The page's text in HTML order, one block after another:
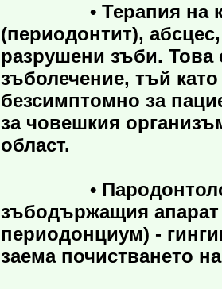
• Терапия на
(периодонтит),
разрушени зъби. Това
зъболечение, тъй
безсимптомно за
за човешкия
област.
•
зъбодържащия
периодонциум) -
заема почистването